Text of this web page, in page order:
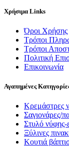
Χρήσιμα Links
Όροι Χρήσης
Τρόποι
Τρόποι
Πολιτική
Επικοινωνία
Αγαπημένες
Κρεμάστρες
Σαγιονάρες/
Στυλό
Ξύλινες
Κουτιά